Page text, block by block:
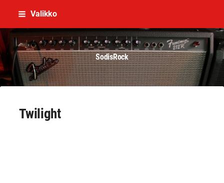
Siirry
sisältöön
Valikko
SodisRock
Twilight